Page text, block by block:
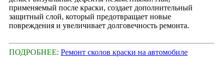
применяемый после краски, создает дополнительный
защитный слой, который предотвращает новые
повреждения и увеличивает долговечность ремонта.
ПОДРОБНЕЕ: Ремонт сколов краски на автомобиле